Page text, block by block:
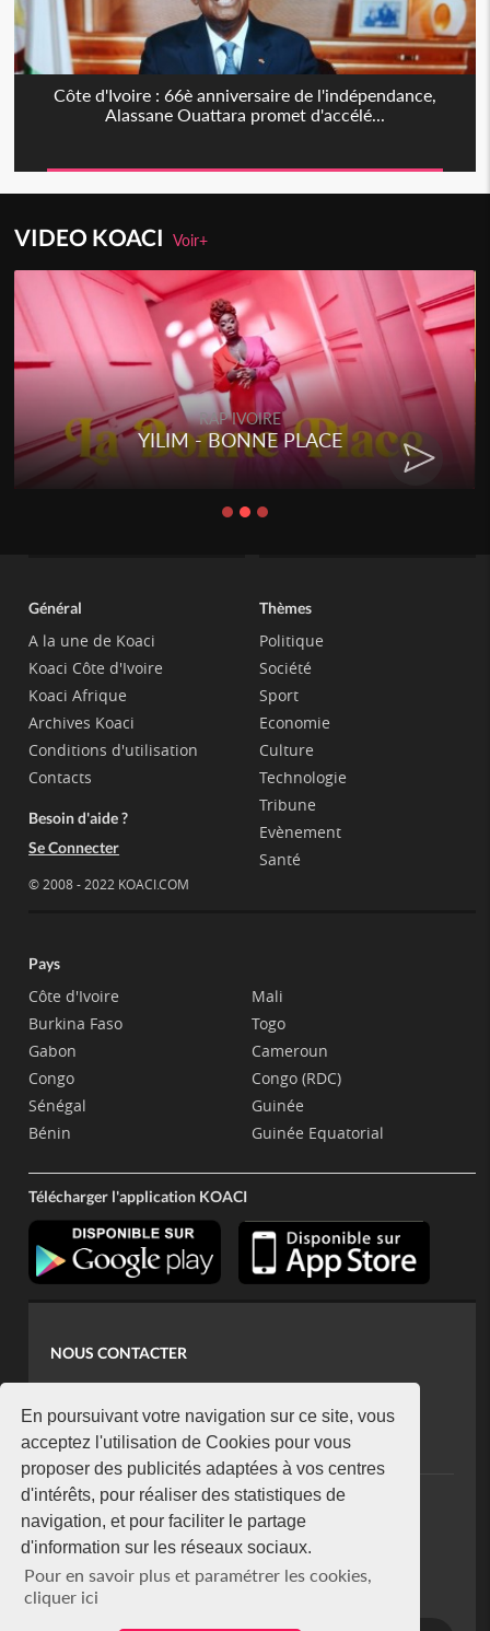
En poursuivant votre navigation sur ce site, vous
acceptez l'utilisation de Cookies pour vous
proposer des publicités adaptées à vos centres
d'intérêts, pour réaliser des statistiques de
navigation, et pour faciliter le partage
d'information sur les réseaux sociaux.
Pour en savoir plus et paramétrer les cookies,
cliquer ici
Côte d'Ivoire : 66è anniversaire de l'indépendance,
Alassane Ouattara promet d'accélé...
VIDEO KOACIVoir+
RAP IVOIRE
YILIM - BONNE PLACE
Général
A la une de Koaci
Koaci Côte d'Ivoire
Koaci Afrique
Archives Koaci
Conditions d'utilisation
Contacts
Besoin d'aide ?
Se Connecter
© 2008 - 2022 KOACI.COM
Thèmes
Politique
Société
Sport
Economie
Culture
Technologie
Tribune
Evènement
Santé
Pays
Côte d'Ivoire
Burkina Faso
Gabon
Congo
Sénégal
Bénin
Mali
Togo
Cameroun
Congo (RDC)
Guinée
Guinée Equatorial
Télécharger l'application KOACI
NOUS CONTACTER
koaci@yahoo.fr
+225 07 08 85 52 93
NEWSLETTER
Restez connecté via notre newsletter
S'abonner
Se désabonner